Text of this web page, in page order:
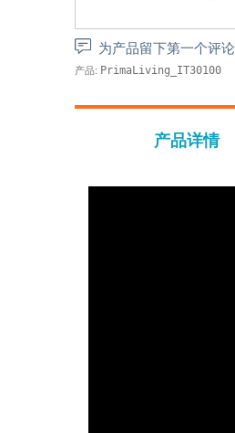
为产品留下第一个评论
产品: PrimaLiving_IT30100
产品详情